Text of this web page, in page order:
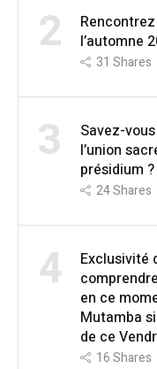
2
l’automne
31 Shares
3
Savez-
l’union
présidium ?
24Shares
4
Exclusivité
en ce
Mutamba
de ce
16Shares